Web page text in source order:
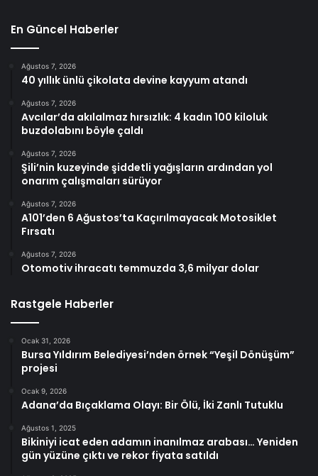
En Güncel Haberler
Ağustos 7, 2026
40 yıllık ünlü çikolata devine kayyum atandı
Ağustos 7, 2026
Avcılar’da akılalmaz hırsızlık: 4 kadın 100 kiloluk
buzdolabını böyle çaldı
Ağustos 7, 2026
Şili’nin kuzeyinde şiddetli yağışların ardından yol
onarım çalışmaları sürüyor
Ağustos 7, 2026
A101’den 6 Ağustos’ta Kaçırılmayacak Motosiklet
Fırsatı
Ağustos 7, 2026
Otomotiv ihracatı temmuzda 3,6 milyar dolar
Rastgele Haberler
Ocak 31, 2026
Bursa Yıldırım Belediyesi’nden örnek “Yeşil Dönüşüm”
projesi
Ocak 9, 2026
Adana’da Bıçaklama Olayı: Bir Ölü, İki Zanlı Tutuklu
Ağustos 1, 2025
Bikiniyi icat eden adamın inanılmaz arabası… Yeniden
gün yüzüne çıktı ve rekor fiyata satıldı